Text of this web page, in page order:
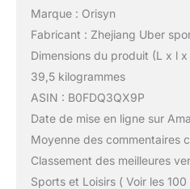
Marque : Orisyn
Fabricant : Zhejiang Uber
Dimensions du produit (L x l
39,5 kilogrammes
ASIN : B0FDQ3QX9P
Date de mise en ligne sur
Moyenne des commentaires
Classement des meilleures
Sports et Loisirs ( Voir les